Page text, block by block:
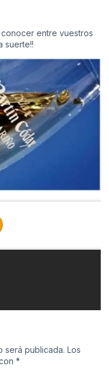
entre vuestros
suerte!!
será publicada. Los
*